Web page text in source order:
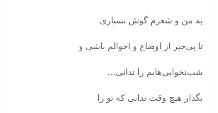
به من و شعرم گوش نسپاری
تا بی‌خبر از اوضاع و احوالم باشی و
شب‌نخوابی‌هایم را ندانی…
بگذار هیچ وقت ندانی که تو را